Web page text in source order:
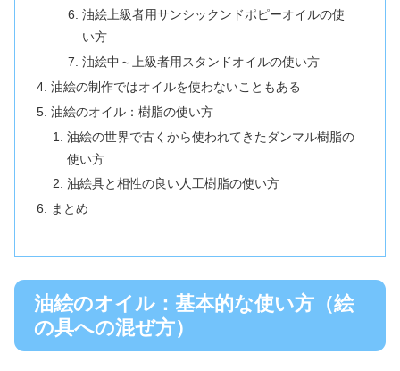
油絵上級者用サンシックンドポピーオイルの使
い方
油絵中～上級者用スタンドオイルの使い方
油絵の制作ではオイルを使わないこともある
油絵のオイル：樹脂の使い方
油絵の世界で古くから使われてきたダンマル樹脂の
使い方
油絵具と相性の良い人工樹脂の使い方
まとめ
油絵のオイル：基本的な使い方（絵
の具への混ぜ方）